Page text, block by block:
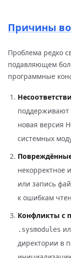
Причины
Проблема редко
подавляющем
программные
поддерживают
новая версия
системных
некорректное
или запись
к ошибкам
Конфликты с
.sysmodules
директории в